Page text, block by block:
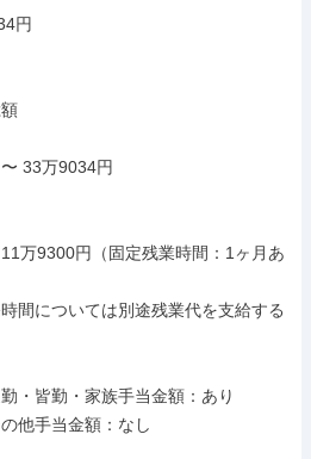
円
33万9034円
万9300円（固定残業時間：1ヶ月あ
間については別途残業代を支給する
・皆勤・家族手当金額：あり
他手当金額：なし